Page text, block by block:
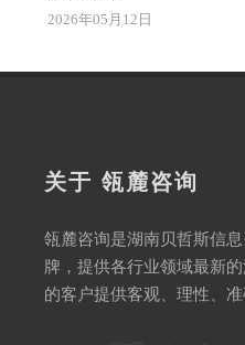
2026年05月12日
关于 瓴麓咨询
瓴麓咨询是湖南贝哲斯信
牌，提供各行业领域最新
的客户提供客观、理性、